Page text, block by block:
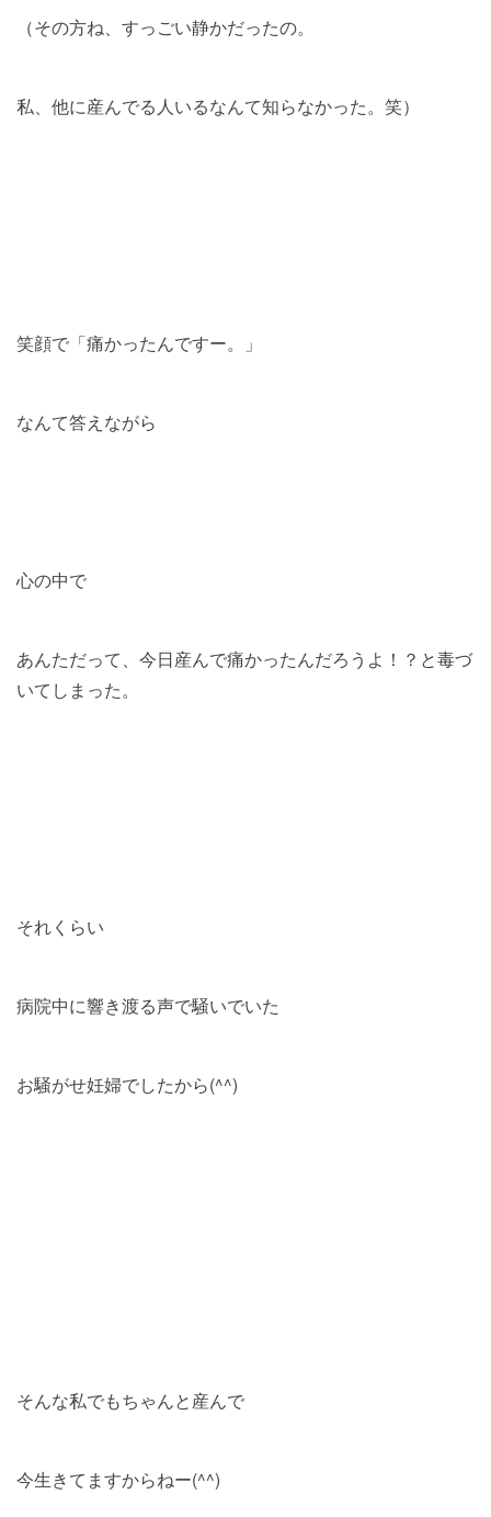
（その方ね、すっごい静かだったの。
私、他に産んでる人いるなんて知らなかった。笑）
笑顔で「痛かったんですー。」
なんて答えながら
心の中で
あんただって、今日産んで痛かったんだろうよ！？と毒づ
いてしまった。
それくらい
病院中に響き渡る声で騒いでいた
お騒がせ妊婦でしたから(^^)
そんな私でもちゃんと産んで
今生きてますからねー(^^)